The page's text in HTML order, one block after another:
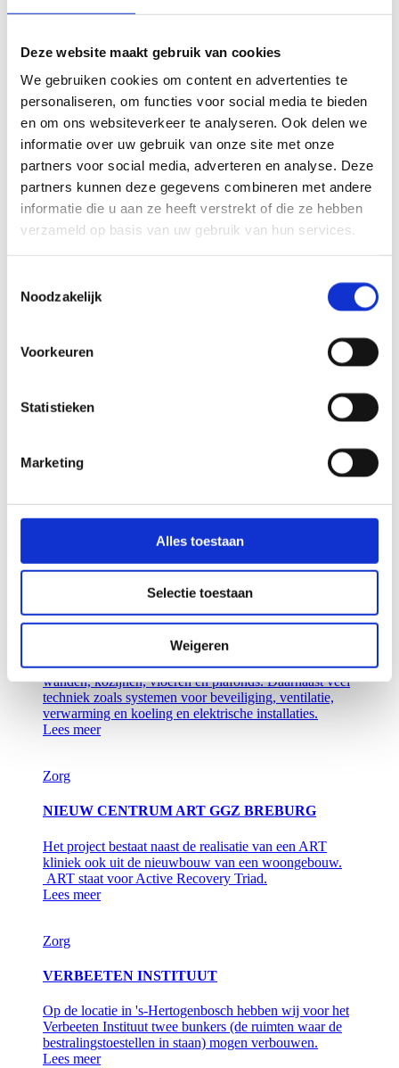
Deze website maakt gebruik van cookies
We gebruiken cookies om content en advertenties te
personaliseren, om functies voor social media te bieden
en om ons websiteverkeer te analyseren. Ook delen we
informatie over uw gebruik van onze site met onze
partners voor social media, adverteren en analyse. Deze
partners kunnen deze gegevens combineren met andere
informatie die u aan ze heeft verstrekt of die ze hebben
verzameld op basis van uw gebruik van hun services.
Noodzakelijk
Voorkeuren
Statistieken
Marketing
Alles toestaan
Selectie toestaan
Weigeren
vloeroppervlakte. Het NKI-AVL omvat een centrum
voor wetenschappelijk onderzoek naar kanker en een
oncologisch ziekenhuis.
Lees meer
Zorg
MEDISCH PSYCHIATRISCHE UNIT
RADBOUDUMC NIJMEGEN
Na deze grootschalige verbouwing van de afdeling
Psychiatrie werd Radboudumc het eerste ziekenhuis in
Care de optimale zorg aan psychiatrische patiënten kan
bieden.
NIEUWBOUW MET ULTRAMODERN OK-
COMPLEX
dwarslaesie- en neurologiepatiënten, een ultramodern
Loop Expertise Centrum en een poliklinische
revalidatiedagbehandeling.
ALEXANDER MONRO ZIEKENHUIS
Het gebouw is bijna volledig gestript en kreeg nieuwe
wanden, kozijnen, vloeren en plafonds. Daarnaast veel
techniek zoals systemen voor beveiliging, ventilatie,
verwarming en koeling en elektrische installaties.
Lees meer
Zorg
NIEUW CENTRUM ART GGZ BREBURG
Het project bestaat naast de realisatie van een ART
kliniek ook uit de nieuwbouw van een woongebouw.
ART staat voor Active Recovery Triad.
Lees meer
Zorg
VERBEETEN INSTITUUT
Op de locatie in 's-Hertogenbosch hebben wij voor het
Verbeeten Instituut twee bunkers (de ruimten waar de
bestralingstoestellen in staan) mogen verbouwen.
Lees meer